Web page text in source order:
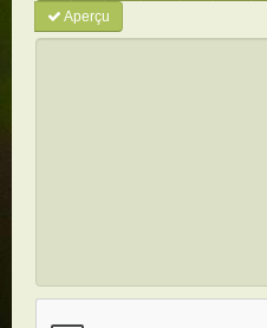
Aperçu